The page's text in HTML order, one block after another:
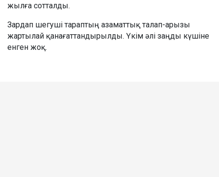
жылға сотталды.
Зардап шегуші тараптың азаматтық талап-арызы
жартылай қанағаттандырылды. Үкім әлі заңды күшіне
енген жоқ.